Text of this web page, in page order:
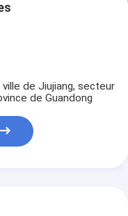
de Jiujiang, secteur
de Guandong